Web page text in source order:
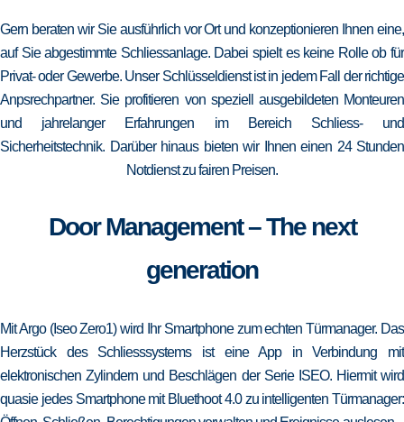
Gern beraten wir Sie ausführlich vor Ort und konzeptionieren Ihnen eine,
auf Sie abgestimmte Schliessanlage. Dabei spielt es keine Rolle ob für
Privat- oder Gewerbe. Unser Schlüsseldienst ist in jedem Fall der richtige
Anpsrechpartner. Sie profitieren von speziell ausgebildeten Monteuren
und jahrelanger Erfahrungen im Bereich Schliess- und
Sicherheitstechnik. Darüber hinaus bieten wir Ihnen einen 24 Stunden
Notdienst zu fairen Preisen.
Door Management – The next
generation
Mit Argo (Iseo Zero1) wird Ihr Smartphone zum echten Türmanager. Das
Herzstück des Schliesssystems ist eine App in Verbindung mit
elektronischen Zylindern und Beschlägen der Serie ISEO. Hiermit wird
quasie jedes Smartphone mit Bluethoot 4.0 zu intelligenten Türmanager: